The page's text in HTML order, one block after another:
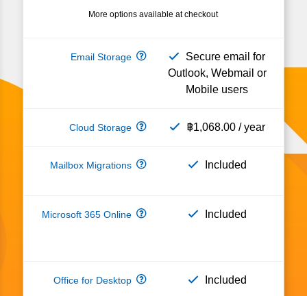
More options available at checkout
Secure email for
Outlook, Webmail or
Mobile users
฿1,068.00 / year
Included
Included
Included